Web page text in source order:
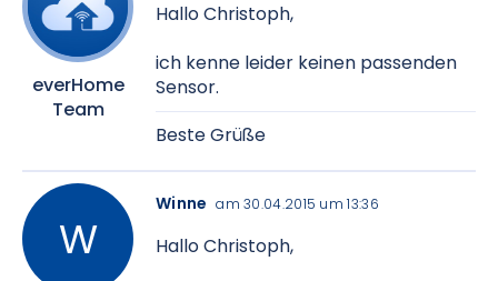
everHome
Team
Hallo Christoph,
ich kenne leider keinen passenden
Sensor.
Beste Grüße
Winne am 30.04.2015 um 13:36
Hallo Christoph,